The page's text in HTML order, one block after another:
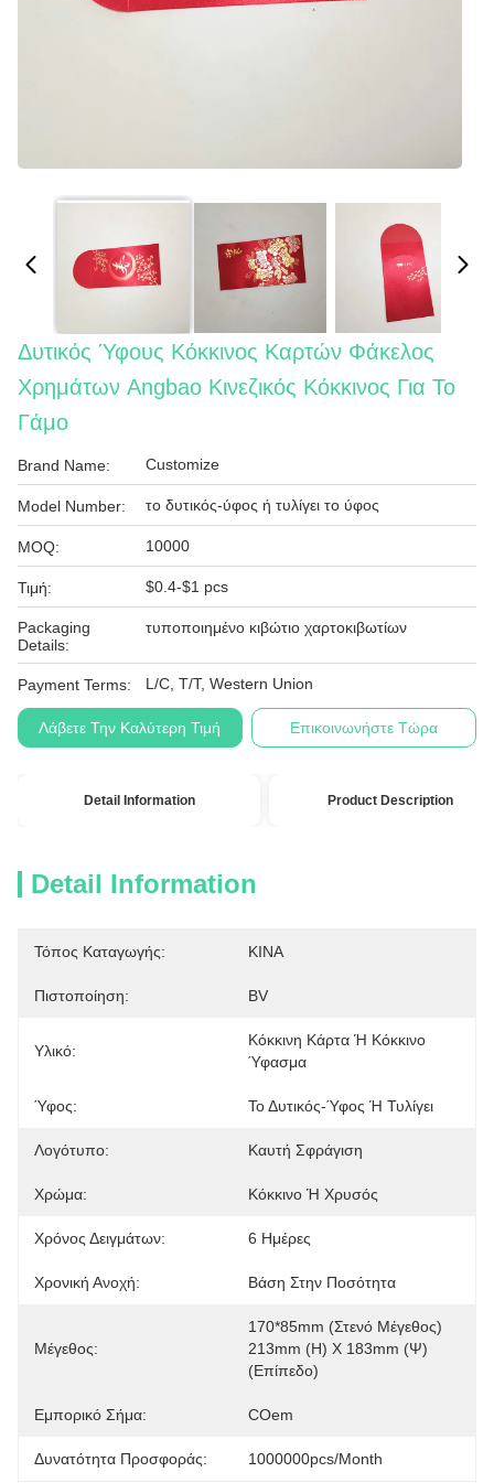
Δυτικός Ύφους Κόκκινος Καρτών Φάκελος
Χρημάτων Angbao Κινεζικός Κόκκινος Για Το
Γάμο
Brand Name: Customize
Model Number: το δυτικός-ύφος ή τυλίγει το ύφος
MOQ: 10000
Τιμή: $0.4-$1 pcs
Packaging
Details:
τυποποιημένο κιβώτιο χαρτοκιβωτίων
Payment Terms: L/C, T/T, Western Union
Λάβετε Την Καλύτερη Τιμή Επικοινωνήστε Τώρα
Detail Information Product Description
Detail Information
Τόπος Καταγωγής: ΚΙΝΑ
Πιστοποίηση: BV
Υλικό:
Κόκκινη Κάρτα Ή Κόκκινο
Ύφασμα
Ύφος: Το Δυτικός-Ύφος Ή Τυλίγει
Λογότυπο: Καυτή Σφράγιση
Χρώμα: Κόκκινο Ή Χρυσός
Χρόνος Δειγμάτων: 6 Ημέρες
Χρονική Ανοχή: Βάση Στην Ποσότητα
Μέγεθος:
170*85mm (στενό Μέγεθος)
213mm (η) Χ 183mm (ψ)
(επίπεδο)
Εμπορικό Σήμα: COem
Δυνατότητα Προσφοράς: 1000000pcs/month